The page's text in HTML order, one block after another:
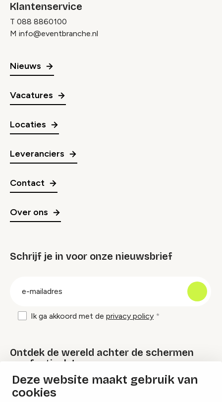
Deze website maakt gebruik van
cookies
Klantenservice
T 088 8860100
M info@eventbranche.nl
Nieuws
Vacatures
Locaties
Leveranciers
Contact
Over ons
Schrijf je in voor onze nieuwsbrief
Ik ga akkoord met de privacy policy
Ontdek de wereld achter de schermen
van festivals!
Lees onze Festival Specials